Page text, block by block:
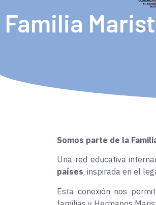
Familia
Somos parte de la
Una red educativa
países, inspirada en el
Esta conexión nos